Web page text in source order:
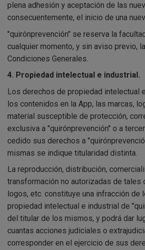
plena adhesión y aceptación de las
consecuentemente, el inicio de una
"quirónprevención" se reserva la
cualquier momento, y sin aviso previo,
Condiciones Generales.
4. Propiedad intelectual e industrial.
Los derechos de propiedad intelectual
los contenidos en la App, las marcas,
material susceptible de protección,
exclusiva a "quirónprevención" o a
cedido sus derechos a
mismas se indique titularidad distinta.
La reproducción, distribución,
transformación no autorizadas de tales
logos, etc. constituye una infracción de
propiedad intelectual e industrial de
del titular de los mismos, y podrá dar
cuantas acciones judiciales o
corresponder en el ejercicio de sus